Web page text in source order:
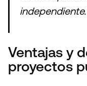
Ventajas y
proyectos